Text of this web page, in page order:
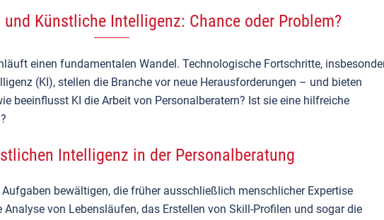
Künstliche Intelligenz: Chance oder Problem?
einen fundamentalen Wandel. Technologische Fortschritte,
(KI), stellen die Branche vor neue Herausforderungen – und bieten
beeinflusst KI die Arbeit von Personalberatern? Ist sie eine hilfreiche
Intelligenz in der Personalberatung
bewältigen, die früher ausschließlich menschlicher Expertise
von Lebensläufen, das Erstellen von Skill-Profilen und sogar die